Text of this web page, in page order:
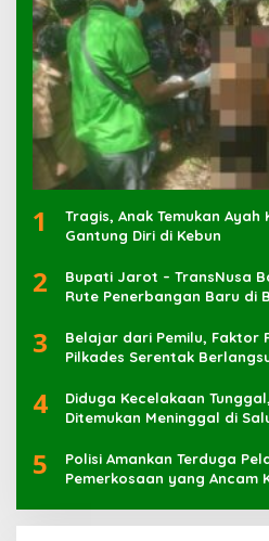
1
Tragis, Anak Temukan Ayah
Gantung Diri di Kebun
2
Bupati Jarot – TransNusa
Rute Penerbangan Baru di
3
Belajar dari Pemilu, Faktor
Pilkades Serentak
4
Diduga Kecelakaan
Ditemukan Meninggal di
5
Polisi Amankan Terduga
Pemerkosaan yang Ancam